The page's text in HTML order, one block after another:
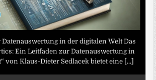
in der digitalen Welt Das
Ein Leitfaden zur Datenauswertung in
von Klaus-Dieter Sedlacek bietet eine [...]